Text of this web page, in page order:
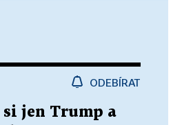
ODEBÍRAT
si jen Trump a